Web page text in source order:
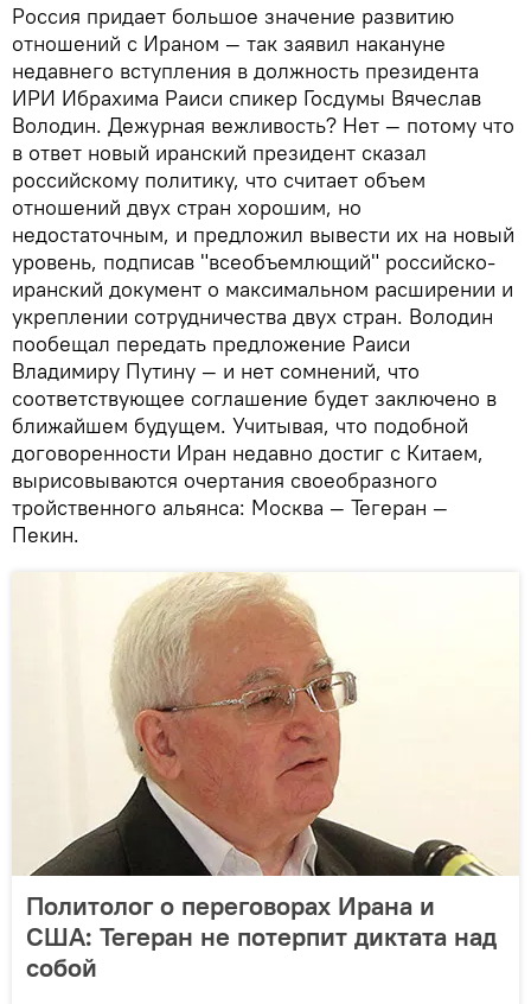
Россия придает большое значение развитию
отношений с Ираном — так заявил накануне
недавнего вступления в должность президента
ИРИ Ибрахима Раиси спикер Госдумы Вячеслав
Володин. Дежурная вежливость? Нет — потому что
в ответ новый иранский президент сказал
российскому политику, что считает объем
отношений двух стран хорошим, но
недостаточным, и предложил вывести их на новый
уровень, подписав "всеобъемлющий" российско-
иранский документ о максимальном расширении и
укреплении сотрудничества двух стран. Володин
пообещал передать предложение Раиси
Владимиру Путину — и нет сомнений, что
соответствующее соглашение будет заключено в
ближайшем будущем. Учитывая, что подобной
договоренности Иран недавно достиг с Китаем,
вырисовываются очертания своеобразного
тройственного альянса: Москва — Тегеран —
Пекин.
Политолог о переговорах Ирана и
США: Тегеран не потерпит диктата над
собой